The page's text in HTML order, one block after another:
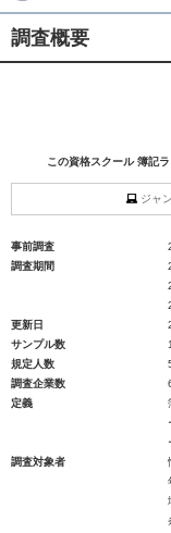
調査概要
この資格スクール 簿記
ジャ
事前調査
調査期間
更新日
サンプル数
規定人数
調査企業数
定義
調査対象者